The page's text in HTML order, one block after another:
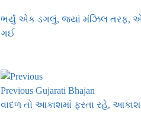
ભર્યું એક ડગલું, જ્યાં મંઝિલ તરફ,
ગઈ
Previous Gujarati Bhajan
વાદળ તો આકાશમાં ફરતા રહે,